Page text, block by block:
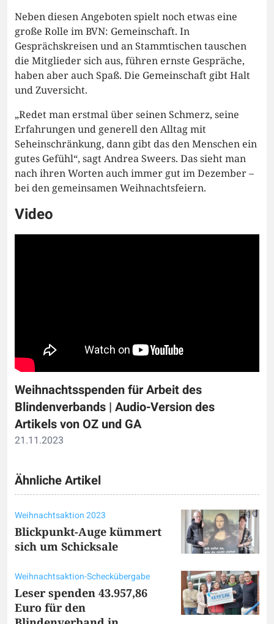
Neben diesen Angeboten spielt noch etwas eine
große Rolle im BVN: Gemeinschaft. In
Gesprächskreisen und an Stammtischen tauschen
die Mitglieder sich aus, führen ernste Gespräche,
haben aber auch Spaß. Die Gemeinschaft gibt Halt
und Zuversicht.
„Redet man erstmal über seinen Schmerz, seine
Erfahrungen und generell den Alltag mit
Seheinschränkung, dann gibt das den Menschen ein
gutes Gefühl“, sagt Andrea Sweers. Das sieht man
nach ihren Worten auch immer gut im Dezember –
bei den gemeinsamen Weihnachtsfeiern.
Video
Weihnachtsspenden für Arbeit des
Blindenverbands | Audio-Version des
Artikels von OZ und GA
21.11.2023
Ähnliche Artikel
Weihnachtsaktion 2023
Blickpunkt-Auge kümmert
sich um Schicksale
Weihnachtsaktion-Scheckübergabe
Leser spenden 43.957,86
Euro für den